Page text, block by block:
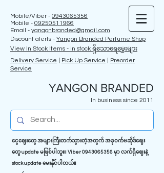
Mobile/Viber - 0943065356
Mobile - 09250511966
Email - yangonbranded@gmail.com
Discount alerts - Yangon Branded Perfume Shop
View In Stock Items - in stock ရှိသောရေမွှေးများ
Delivery Service
Pick Up Service
Preorder
Service
YANGON BRANDED
In business since 2011
ငွေဈေးတွေ အများကြီးတက်သွားတဲ့အတွက် အခုဝက်ဗဆိုဒ်ဈေး
တွေ update မဖြစ်ပါဘူး။ Viber0943065356 မှာ လက်ရှိဈေးနဲ့
stock update မေးနိုင်ပါတယ်။